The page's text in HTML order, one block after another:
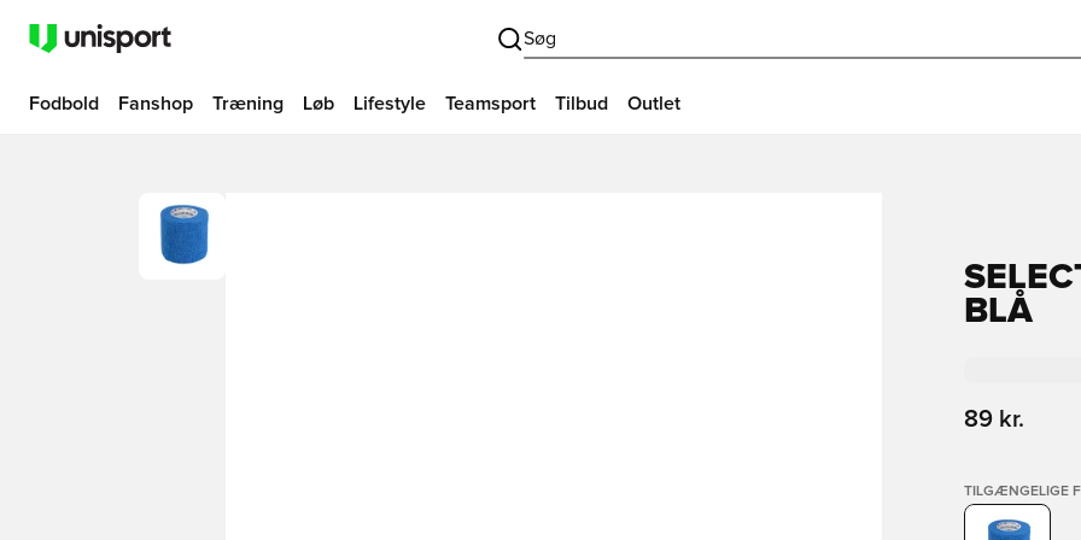
Søg
Fodbold Fanshop Træning Løb Lifestyle Teamsport Tilbud Outlet
BLÅ
89 kr.
TILGÆNGELIGE